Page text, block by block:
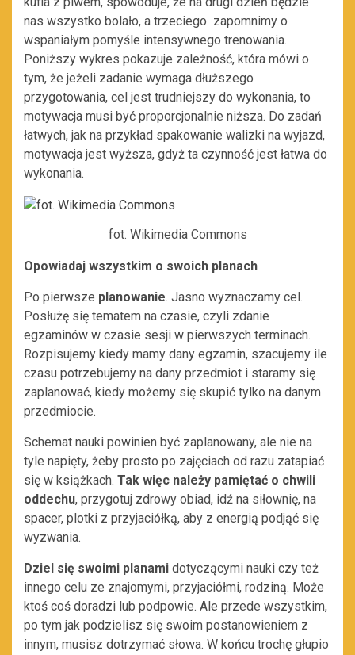
nas wszystko bolało, a trzeciego zapomnimy o
wspaniałym pomyśle intensywnego trenowania.
Poniższy wykres pokazuje zależność, która mówi o
tym, że jeżeli zadanie wymaga dłuższego
przygotowania, cel jest trudniejszy do wykonania, to
motywacja musi być proporcjonalnie niższa. Do zadań
łatwych, jak na przykład spakowanie walizki na wyjazd,
motywacja jest wyższa, gdyż ta czynność jest łatwa do
wykonania.
fot. Wikimedia Commons
Opowiadaj wszystkim o swoich planach
Po pierwsze planowanie. Jasno wyznaczamy cel.
Posłużę się tematem na czasie, czyli zdanie
egzaminów w czasie sesji w pierwszych terminach.
Rozpisujemy kiedy mamy dany egzamin, szacujemy ile
czasu potrzebujemy na dany przedmiot i staramy się
zaplanować, kiedy możemy się skupić tylko na danym
przedmiocie.
Schemat nauki powinien być zaplanowany, ale nie na
tyle napięty, żeby prosto po zajęciach od razu zatapiać
się w książkach. Tak więc należy pamiętać o chwili
oddechu, przygotuj zdrowy obiad, idź na siłownię, na
spacer, plotki z przyjaciółką, aby z energią podjąć się
wyzwania.
Dziel się swoimi planami dotyczącymi nauki czy też
innego celu ze znajomymi, przyjaciółmi, rodziną. Może
ktoś coś doradzi lub podpowie. Ale przede wszystkim,
po tym jak podzielisz się swoim postanowieniem z
innym, musisz dotrzymać słowa. W końcu trochę głupio